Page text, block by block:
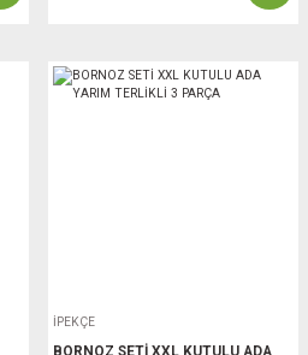
İPEKÇE
BORNOZ SETİ XXL KUTULU ADA